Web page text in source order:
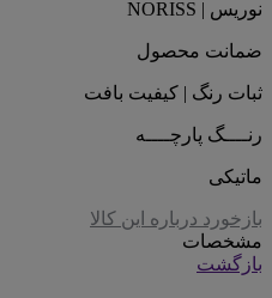
نوریس | NORISS
ضمانت محصول
ثبات رنگ | کیفیت بافت
رنــــگ پارچــــه
ماتیکی
بازخورد درباره این کالا
مشخصات
بازگشت